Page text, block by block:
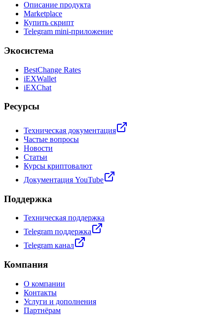
Описание продукта
Marketplace
Купить скрипт
Telegram mini-приложение
Экосистема
BestChange Rates
iEXWallet
iEXChat
Ресурсы
Техническая документация
Частые вопросы
Новости
Статьи
Курсы криптовалют
Документация YouTube
Поддержка
Техническая поддержка
Telegram поддержка
Telegram канал
Компания
О компании
Контакты
Услуги и дополнения
Партнёрам